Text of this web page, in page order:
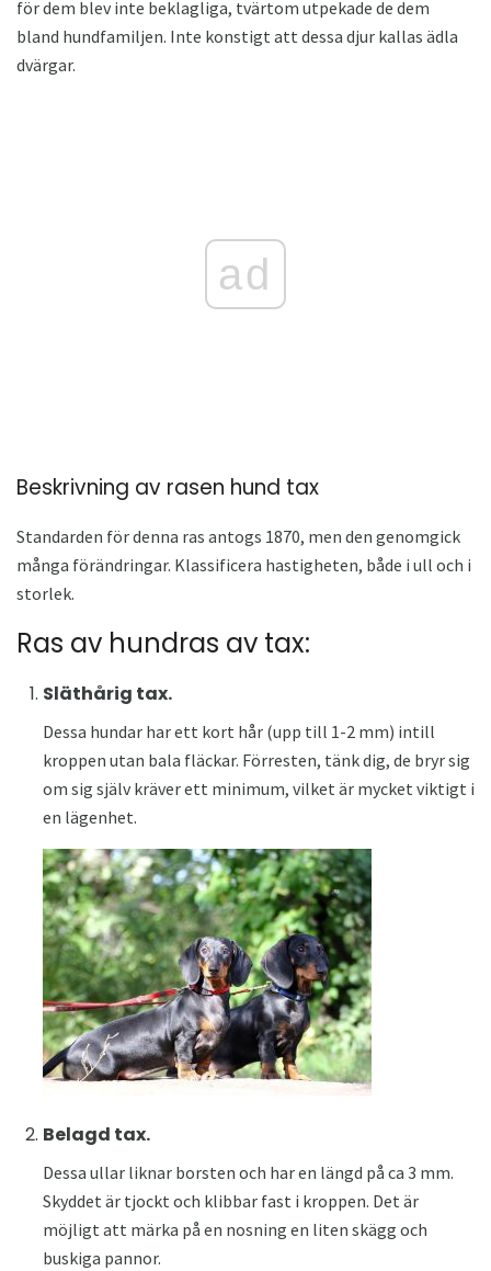
för dem blev inte beklagliga, tvärtom utpekade de dem
bland hundfamiljen. Inte konstigt att dessa djur kallas ädla
dvärgar.
ad
Beskrivning av rasen hund tax
Standarden för denna ras antogs 1870, men den genomgick
många förändringar. Klassificera hastigheten, både i ull och i
storlek.
Ras av hundras av tax:
Släthårig tax.
Dessa hundar har ett kort hår (upp till 1-2 mm) intill
kroppen utan bala fläckar. Förresten, tänk dig, de bryr sig
om sig själv kräver ett minimum, vilket är mycket viktigt i
en lägenhet.
Belagd tax.
Dessa ullar liknar borsten och har en längd på ca 3 mm.
Skyddet är tjockt och klibbar fast i kroppen. Det är
möjligt att märka på en nosning en liten skägg och
buskiga pannor.